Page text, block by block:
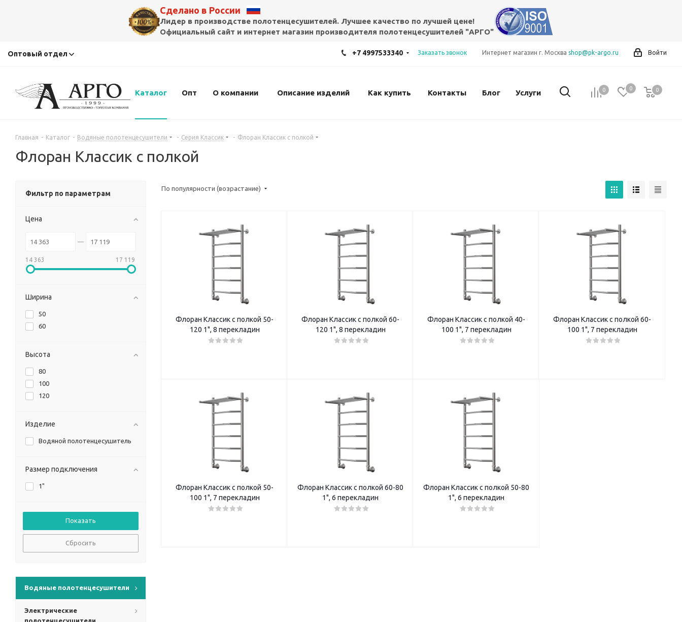
Сделано в России
Лидер в производстве полотенцесушителей. Лучшее качество по лучшей цене!
Официальный сайт и интернет магазин производителя полотенцесушителей "АРГО"
Оптовый отдел Войти
Интернет магазин г. Москва shop@pk-argo.ru
+7 4997533340 Заказать звонок
0 0 0
0
Каталог Опт О компании Описание изделий Как купить Контакты Блог Услуги
Главная - Каталог - Водяные полотенцесушители - Серия Классик - Флоран Классик с полкой
Флоран Классик с полкой
По популярности (возрастание)
Флоран Классик с полкой 50-
120 1", 8 перекладин
Флоран Классик с полкой 60-
120 1", 8 перекладин
Флоран Классик с полкой 40-
100 1", 7 перекладин
Флоран Классик с полкой 60-
100 1", 7 перекладин
Флоран Классик с полкой 50-
100 1", 7 перекладин
Флоран Классик с полкой 60-80
1", 6 перекладин
Флоран Классик с полкой 50-80
1", 6 перекладин
Фильтр по параметрам
Цена
14 363 17 119
Ширина
50
60
Высота
80
100
120
Изделие
Водяной полотенцесушитель
Размер подключения
1"
Сбросить
Водяные полотенцесушители
Электрические
полотенцесушители